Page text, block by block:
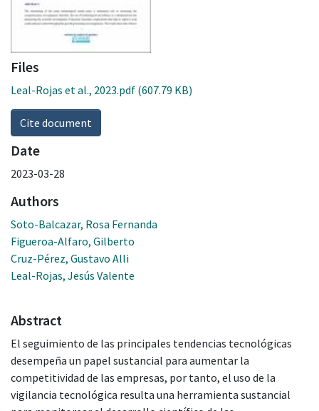
Files
Leal-Rojas et al., 2023.pdf (607.79 KB)
Cite document
Date
2023-03-28
Authors
Soto-Balcazar, Rosa Fernanda
Figueroa-Alfaro, Gilberto
Cruz-Pérez, Gustavo Alli
Leal-Rojas, Jesús Valente
Abstract
El seguimiento de las principales tendencias tecnológicas
desempeña un papel sustancial para aumentar la
competitividad de las empresas, por tanto, el uso de la
vigilancia tecnológica resulta una herramienta sustancial